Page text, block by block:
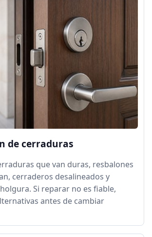
de cerraduras
que van duras, resbalones
cerraderos desalineados y
Si reparar no es fiable,
antes de cambiar